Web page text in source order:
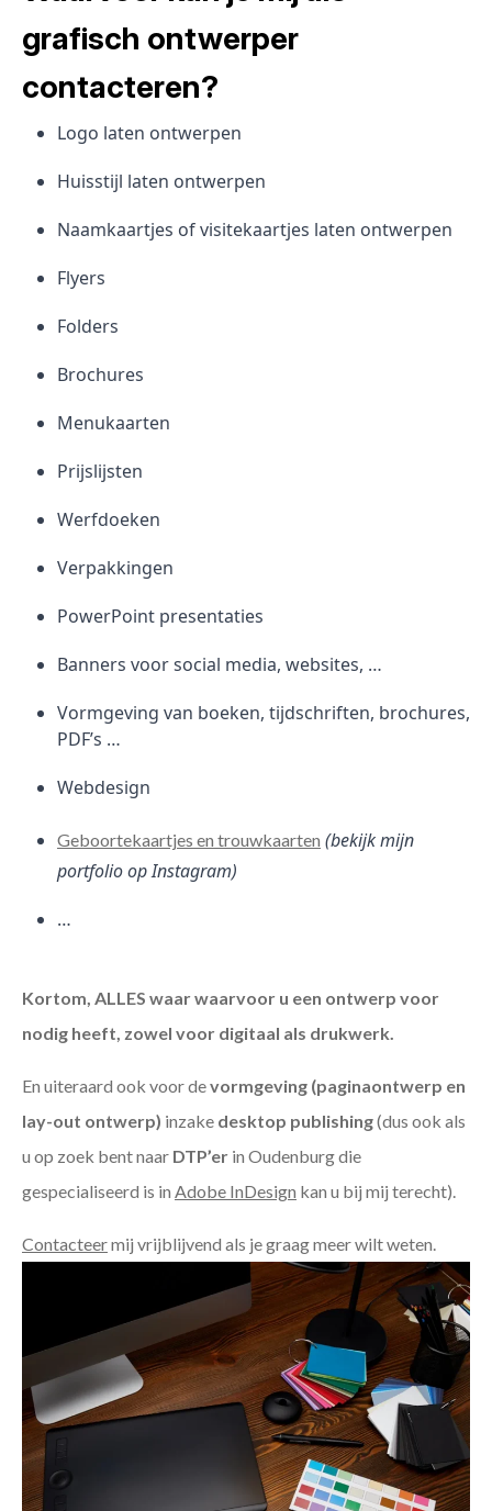
grafisch ontwerper
contacteren?
Logo laten ontwerpen
Huisstijl laten ontwerpen
Naamkaartjes of visitekaartjes laten ontwerpen
Flyers
Folders
Brochures
Menukaarten
Prijslijsten
Werfdoeken
Verpakkingen
PowerPoint presentaties
Banners voor social media, websites, …
Vormgeving van boeken, tijdschriften, brochures,
PDF’s …
Webdesign
Geboortekaartjes en trouwkaarten (bekijk mijn
portfolio op Instagram)
…
Kortom, ALLES waar waarvoor u een ontwerp voor
nodig heeft, zowel voor digitaal als drukwerk.
En uiteraard ook voor devormgeving (paginaontwerp en
lay-out ontwerp) inzake desktop publishing(dus ook als
u op zoek bent naar DTP’er in Oudenburg die
gespecialiseerd is in Adobe InDesign kan u bij mij terecht).
Contacteermij vrijblijvend als je graag meer wilt weten.